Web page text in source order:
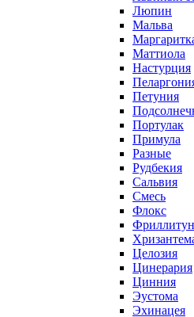
Люпин
Мальва
Маттиола
Настурция
Петуния
Портулак
Примула
Разные
Рудбекия
Сальвия
Смесь
Флокс
Целозия
Цинерария
Цинния
Эустома
Эхинацея